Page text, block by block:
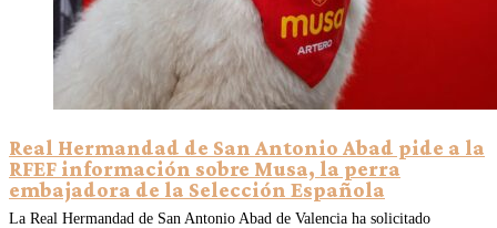
Real Hermandad de San Antonio Abad pide a la
RFEF información sobre Musa, la perra
embajadora de la Selección Española
La Real Hermandad de San Antonio Abad de Valencia ha solicitado